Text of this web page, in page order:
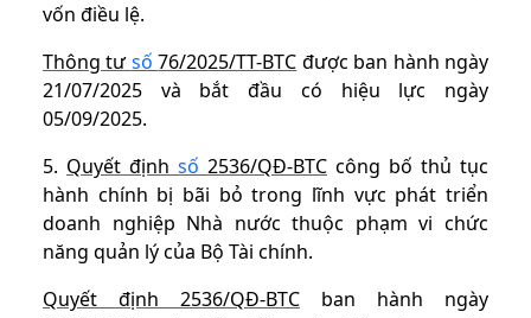
vốn điều lệ.
Thông tưsố76/2025/TT-BTC được ban hành ngày
21/07/2025 và bắt đầu có hiệu lực ngày
05/09/2025.
5. Quyết định số 2536/QĐ-BTC công bố thủ tục
hành chính bị bãi bỏ trong lĩnh vực phát triển
doanh nghiệp Nhà nước thuộc phạm vi chức
năng quản lý của Bộ Tài chính.
Quyết định 2536/QĐ-BTC ban hành ngày